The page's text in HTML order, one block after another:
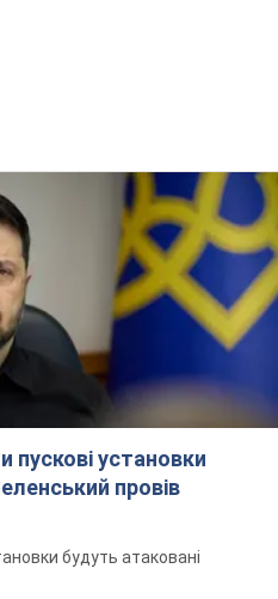
рекордну кількість
в Міноборони
втрати РФ у живій силі, танках
відстані
підходи":
бізнесу
наявних складських
отримає підтримку